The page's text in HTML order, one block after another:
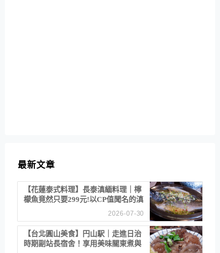
最新文章
【花蓮泰式料理】長泰滇緬料理｜檸
檬魚竟然只要299元!以CP值聞名的滇
2026-07-30
【台北圓山美食】円山駅｜走進日治
時期副站長宿舍！享用美味關東煮與